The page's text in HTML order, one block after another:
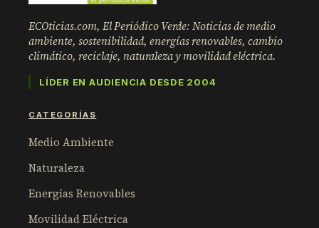
ECOticias.com, El Periódico Verde: Noticias de medio
ambiente, sostenibilidad, energías renovables, cambio
climático, reciclaje, naturaleza y movilidad eléctrica.
LÍDER EN AUDIENCIA DESDE 2004
CATEGORÍAS
Medio Ambiente
Naturaleza
Energías Renovables
Movilidad Eléctrica